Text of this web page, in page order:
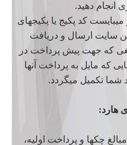
انجام دهید.
کد پکیج یا پکیجهای
سایت ارسال و دریافت
که جهت پیش پرداخت در
که مایل به پرداخت آنها
شما تکمیل میگردد.
هارد:
چکها و پرداخت اولیه،